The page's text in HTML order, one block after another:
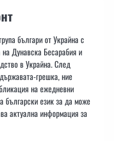
българи от Украйна с
Дунавска Бесарабия и
в Украйна. След
грешка, ние
на ежедневни
български език за да може
актуална информация за